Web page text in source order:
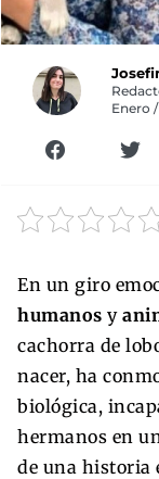
Enero
En un giro
humanos y
cachorra de
nacer, ha
biológica,
hermanos en
de una historia